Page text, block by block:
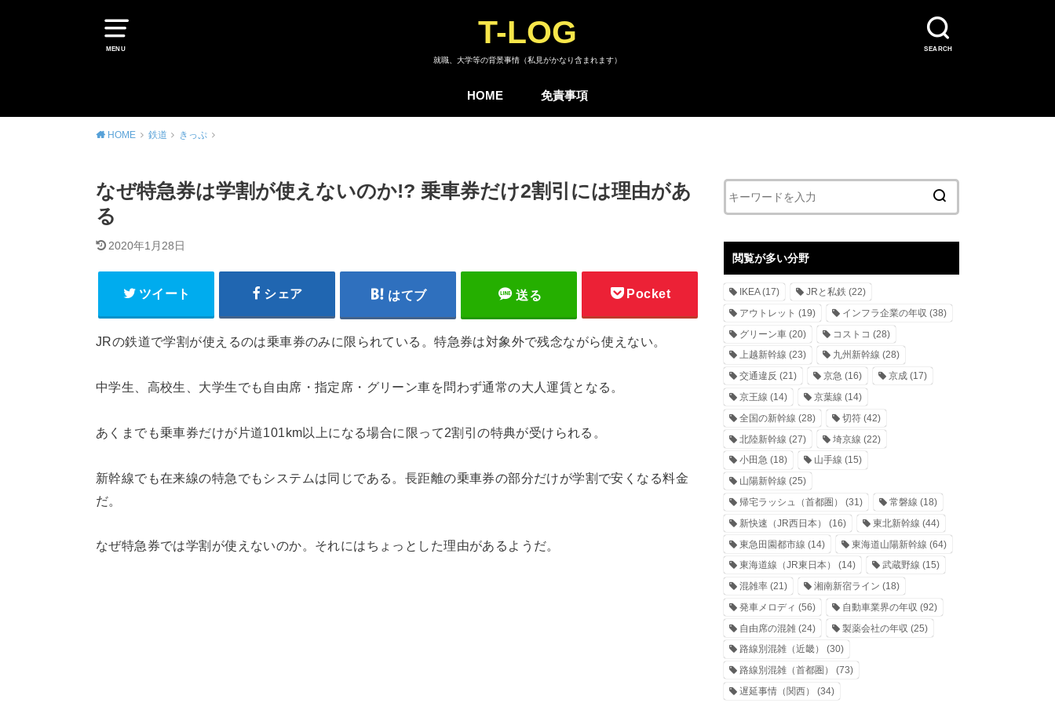
MENU SEARCH
T-LOG
就職、大学等の背景事情（私見がかなり含まれます）
HOME 免責事項
HOME 鉄道 きっぷ
なぜ特急券は学割が使えないのか!? 乗車券だけ2割引には理由があ
る
2020年1月28日
ツイート シェア はてブ 送る Pocket
JRの鉄道で学割が使えるのは乗車券のみに限られている。特急券は対象外で残念ながら使えない。
中学生、高校生、大学生でも自由席・指定席・グリーン車を問わず通常の大人運賃となる。
あくまでも乗車券だけが片道101km以上になる場合に限って2割引の特典が受けられる。
新幹線でも在来線の特急でもシステムは同じである。長距離の乗車券の部分だけが学割で安くなる料金
だ。
なぜ特急券では学割が使えないのか。それにはちょっとした理由があるようだ。
閲覧が多い分野
IKEA(17) JRと私鉄 (22)
アウトレット (19) インフラ企業の年収 (38)
グリーン車 (20) コストコ (28)
上越新幹線 (23) 九州新幹線 (28)
交通違反 (21) 京急 (16) 京成(17)
京王線 (14) 京葉線 (14)
全国の新幹線 (28) 切符(42)
北陸新幹線 (27) 埼京線 (22)
小田急 (18) 山手線 (15)
山陽新幹線 (25)
帰宅ラッシュ（首都圏）
(31) 常磐線 (18)
新快速（JR西日本）
(16) 東北新幹線 (44)
東急田園都市線 (14) 東海道山陽新幹線 (64)
東海道線（JR東日本）
(14) 武蔵野線 (15)
混雑率 (21) 湘南新宿ライン (18)
発車メロディ (56) 自動車業界の年収 (92)
自由席の混雑 (24) 製薬会社の年収 (25)
路線別混雑（近畿）
(30)
路線別混雑（首都圏）
(73)
遅延事情（関西）
(34)